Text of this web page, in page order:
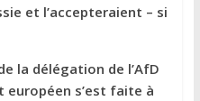
et l’accepteraient – si
la délégation de l’AfD
européen s’est faite à